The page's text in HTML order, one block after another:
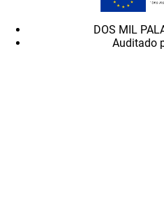
DOS MIL
Auditado